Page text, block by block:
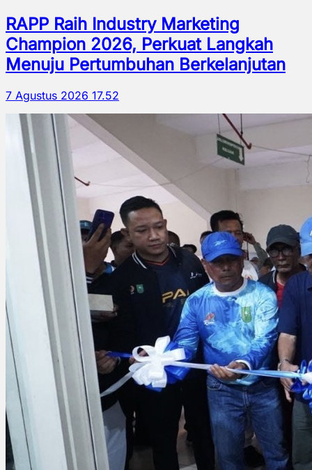
RAPP Raih Industry Marketing
Champion 2026, Perkuat Langkah
Menuju Pertumbuhan Berkelanjutan
7 Agustus 2026 17.52